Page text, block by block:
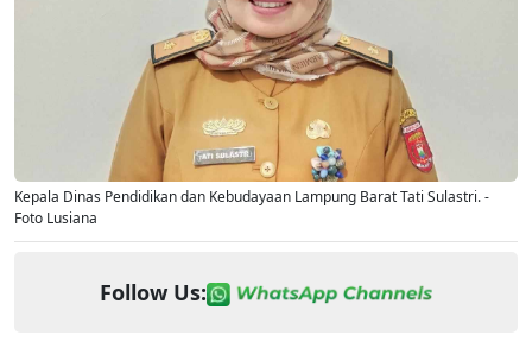
Kepala Dinas Pendidikan dan Kebudayaan Lampung Barat Tati Sulastri. -
Foto Lusiana
Follow Us: